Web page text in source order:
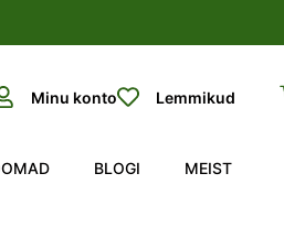
Minu konto Lemmikud
BLOGI MEIST